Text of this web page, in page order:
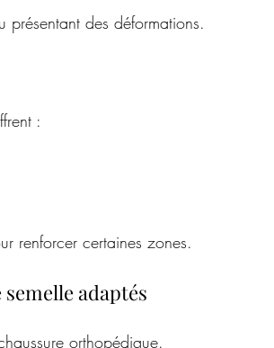
présentant des déformations.
:
renforcer certaines zones.
adaptés
orthopédique.